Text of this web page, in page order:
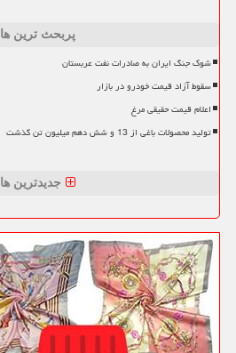
پربحث ترین ها
شوک جنگ ایران به صادرات نفت عربستان
سقوط آزاد قیمت خودرو در بازار
اعلام قیمت حقیقی مرغ
تولید محصولات باغی از 13 و شش دهم میلیون تن گذشت
جدیدترین ها